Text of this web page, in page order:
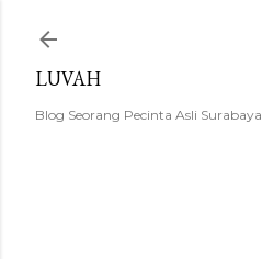
LUVAH
Blog Seorang Pecinta Asli Surabaya